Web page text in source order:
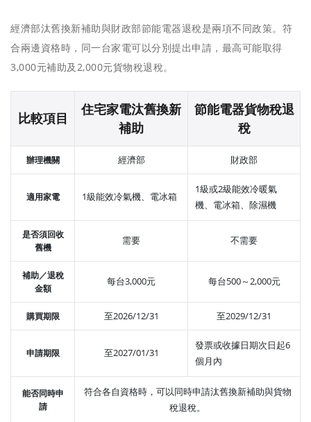
經濟部汰舊換新補助與財政部節能電器退稅是兩項不同政策。符
合兩邊資格時，同一台家電可以分別提出申請，最高可能取得
3,000元補助及2,000元貨物稅退稅。
比較項目
住宅家電汰舊換新
補助
節能電器貨物稅退
稅
辦理機關 經濟部 財政部
適用家電 1級能效冷氣機、電冰箱
1級或2級能效冷暖氣
機、電冰箱、除濕機
是否須回收
舊機
需要 不需要
補助／退稅
金額
每台3,000元 每台500～2,000元
購買期限 至2026/12/31 至2029/12/31
申請期限 至2027/01/31
發票或收據日期次日起6
個月內
能否同時申
請
符合各自資格時，可以同時申請汰舊換新補助與貨物
稅退稅。